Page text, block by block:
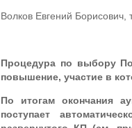
Волков Евгений
Процедура по выбору
повышение, участие в
По итогам окончания
поступает